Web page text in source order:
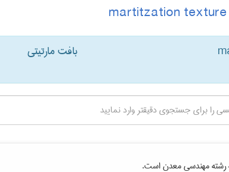
بافت مارتیتی
مهندسی معدناست.